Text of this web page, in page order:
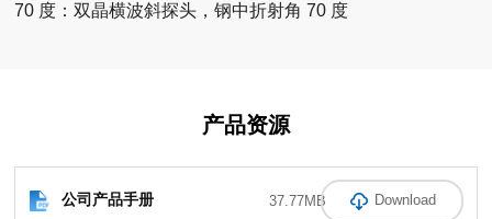
70 度：双晶横波斜探头，钢中折射角 70 度
产品资源
公司产品手册 37.77MB Download